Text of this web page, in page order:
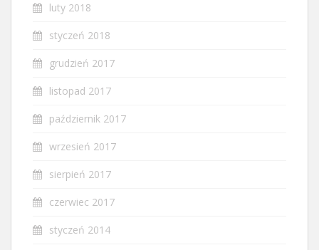
luty 2018
styczeń 2018
grudzień 2017
listopad 2017
październik 2017
wrzesień 2017
sierpień 2017
czerwiec 2017
styczeń 2014